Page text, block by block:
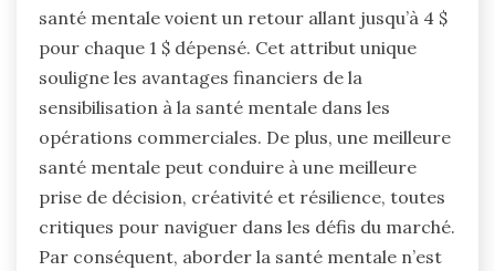
santé mentale voient un retour allant jusqu’à 4 $
pour chaque 1 $ dépensé. Cet attribut unique
souligne les avantages financiers de la
sensibilisation à la santé mentale dans les
opérations commerciales. De plus, une meilleure
santé mentale peut conduire à une meilleure
prise de décision, créativité et résilience, toutes
critiques pour naviguer dans les défis du marché.
Par conséquent, aborder la santé mentale n’est